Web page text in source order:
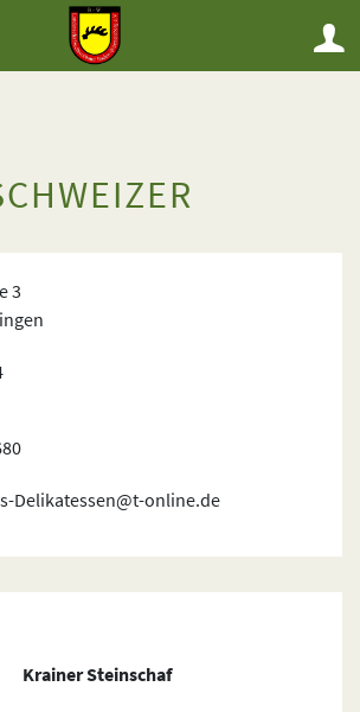
3
Delikatessen@t-online.de
Krainer Steinschaf